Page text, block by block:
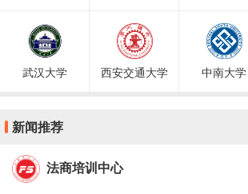
武汉大学 西安交通大学 中南大学
新闻推荐
法商培训中心